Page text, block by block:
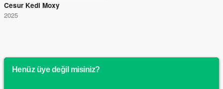
Cesur Kedi Moxy
2025
Henüz üye değil misiniz?